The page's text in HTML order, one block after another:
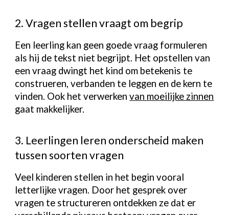
2. Vragen stellen vraagt om begrip
Een leerling kan geen goede vraag formuleren
als hij de tekst niet begrijpt. Het opstellen van
een vraag dwingt het kind om betekenis te
construeren, verbanden te leggen en de kern te
vinden. Ook het verwerkenvan moeilijke zinnen
gaat makkelijker.
3. Leerlingen leren onderscheid maken
tussen soorten vragen
Veel kinderen stellen in het begin vooral
letterlijke vragen. Door het gesprek over
vragen te structureren ontdekken ze dat er